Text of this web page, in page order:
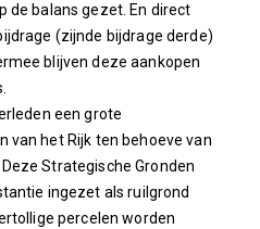
de balans gezet. En direct
(zijnde bijdrage derde)
blijven deze aankopen
een grote
van het Rijk ten behoeve van
Strategische Gronden
ingezet als ruilgrond
percelen worden